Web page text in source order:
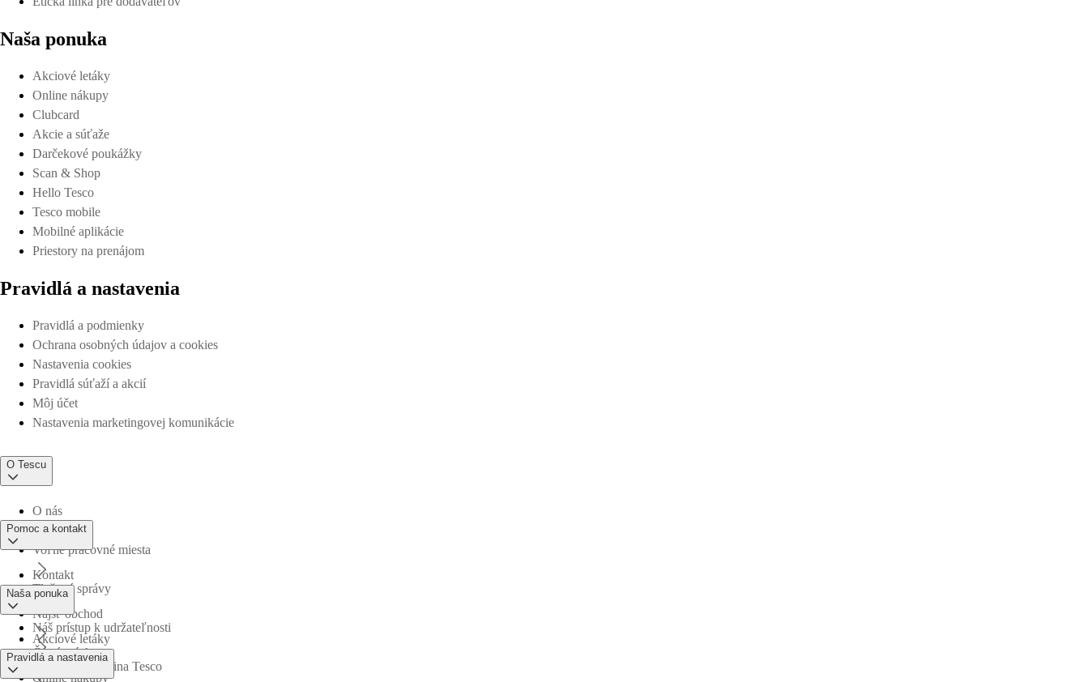
Naša ponuka
Akciové letáky
Online nákupy
Clubcard
Akcie a súťaže
Darčekové poukážky
Scan & Shop
Hello Tesco
Tesco mobile
Mobilné aplikácie
Priestory na prenájom
Pravidlá a nastavenia
Pravidlá a podmienky
Ochrana osobných údajov a cookies
Nastavenia cookies
Pravidlá súťaží a akcií
Môj účet
Nastavenia marketingovej komunikácie
O Tescu
O nás
Voľné pracovné miesta
Tlačové správy
Náš prístup k udržateľnosti
Obchodná skupina Tesco
Pomoc a kontakt
Kontakt
Nájsť obchod
Časté otázky
Naša ponuka
Akciové letáky
Online nákupy
Pravidlá a nastavenia